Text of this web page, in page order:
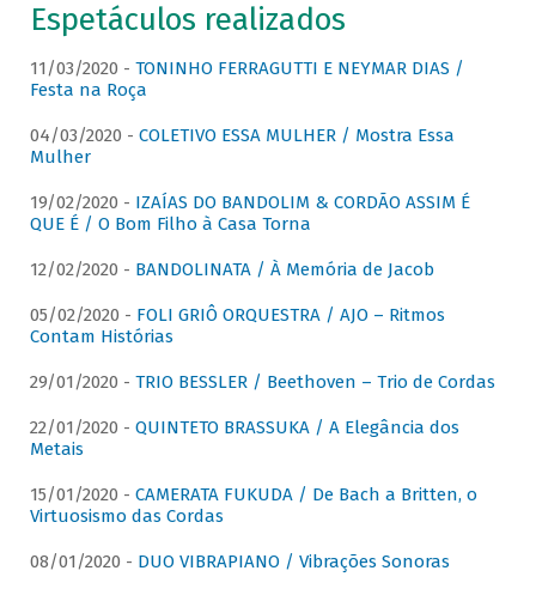
Espetáculos realizados
11/03/2020 - TONINHO FERRAGUTTI E NEYMAR DIAS /
Festa na Roça
04/03/2020 - COLETIVO ESSA MULHER / Mostra Essa
Mulher
19/02/2020 - IZAÍAS DO BANDOLIM & CORDÃO ASSIM É
QUE É / O Bom Filho à Casa Torna
12/02/2020 - BANDOLINATA / À Memória de Jacob
05/02/2020 - FOLI GRIÔ ORQUESTRA / AJO – Ritmos
Contam Histórias
29/01/2020 - TRIO BESSLER / Beethoven – Trio de Cordas
22/01/2020 - QUINTETO BRASSUKA / A Elegância dos
Metais
15/01/2020 - CAMERATA FUKUDA / De Bach a Britten, o
Virtuosismo das Cordas
08/01/2020 - DUO VIBRAPIANO / Vibrações Sonoras